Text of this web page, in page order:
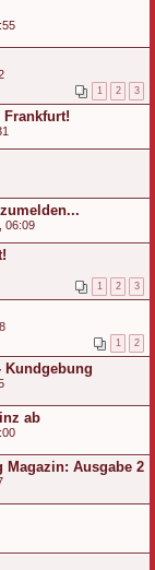
1 2 3
06:09
1 2 3
1 2
Kundgebung
ab
Magazin: Ausgabe 2